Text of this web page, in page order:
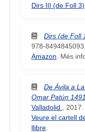
Dirs III (de Foll 3)
Dirs (de Foll
978-8494845093
Amazon . Més
De Ávila a
Omar Patún
Valladolid
2017
Veure el cartell
llibre